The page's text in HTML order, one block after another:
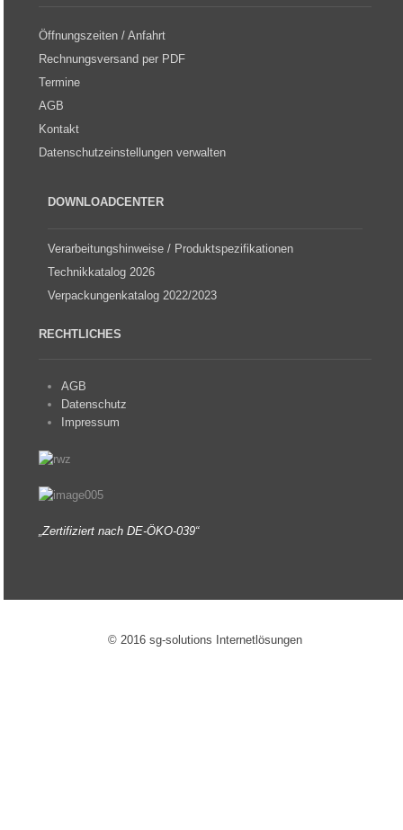
Öffnungszeiten / Anfahrt
Rechnungsversand per PDF
Termine
AGB
Kontakt
Datenschutzeinstellungen verwalten
DOWNLOADCENTER
Verarbeitungshinweise / Produktspezifikationen
Technikkatalog 2026
Verpackungenkatalog 2022/2023
RECHTLICHES
AGB
Datenschutz
Impressum
„Zertifiziert nach DE-ÖKO-039“
© 2016 sg-solutions Internetlösungen